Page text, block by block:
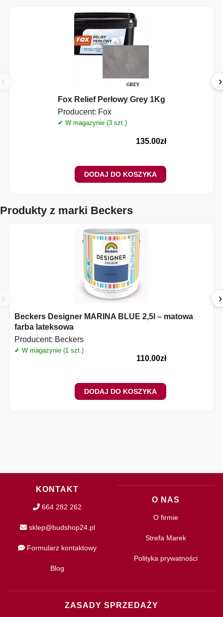
‹
Fox Relief Perłowy Grey 1Kg
Producent: Fox
✔ W magazynie (3 szt.)
135.00zł
DODAJ DO KOSZYKA
›
Produkty z marki Beckers
‹
Beckers Designer MARINA BLUE 2,5l – matowa
farba lateksowa
Producent: Beckers
✔ W magazynie (1 szt.)
110.00zł
DODAJ DO KOSZYKA
›
KONTAKT
664 282 262
sklep@budshop24.pl
Formularz kontaktowy
Blog
O NAS
O firmie
Strefa Marek
Polityka prywatności
ZASADY SPRZEDAŻY